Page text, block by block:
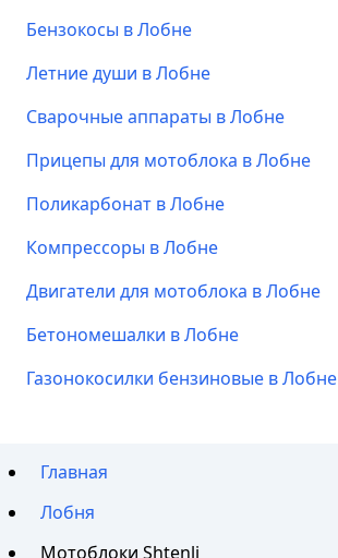
Бензокосы в Лобне
Летние души в Лобне
Сварочные аппараты в Лобне
Прицепы для мотоблока в Лобне
Поликарбонат в Лобне
Компрессоры в Лобне
Двигатели для мотоблока в Лобне
Бетономешалки в Лобне
Газонокосилки бензиновые в Лобне
Главная
Лобня
Мотоблоки Shtenli